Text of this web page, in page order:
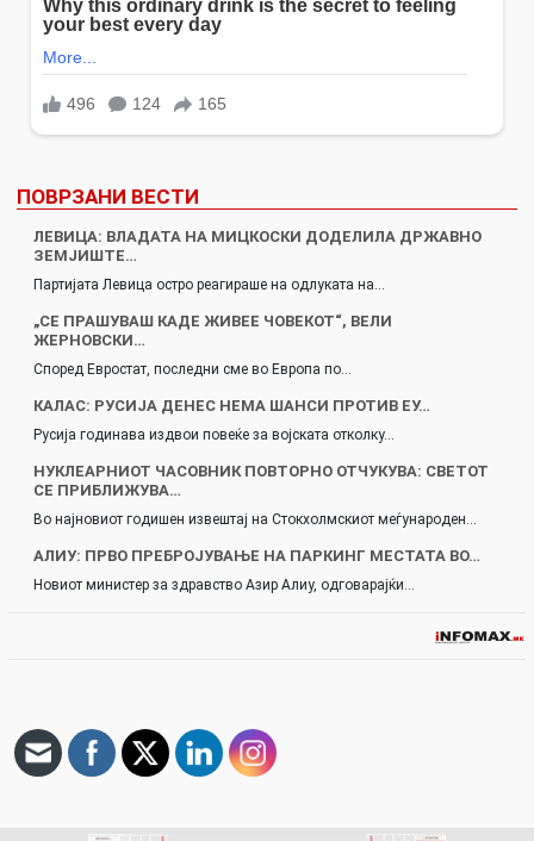
ПОВРЗАНИ ВЕСТИ
ЛЕВИЦА: ВЛАДАТА НА МИЦКОСКИ ДОДЕЛИЛА ДРЖАВНО
ЗЕМЈИШТЕ…
Партијата Левица остро реагираше на одлуката на…
„СЕ ПРАШУВАШ КАДЕ ЖИВЕЕ ЧОВЕКОТ“, ВЕЛИ
ЖЕРНОВСКИ…
Според Евростат, последни сме во Европа по…
КАЛАС: РУСИЈА ДЕНЕС НЕМА ШАНСИ ПРОТИВ ЕУ…
Русија годинава издвои повеќе за војската отколку…
НУКЛЕАРНИОТ ЧАСОВНИК ПОВТОРНО ОТЧУКУВА: СВЕТОТ
СЕ ПРИБЛИЖУВА…
Во најновиот годишен извештај на Стокхолмскиот меѓународен…
АЛИУ: ПРВО ПРЕБРОЈУВАЊЕ НА ПАРКИНГ МЕСТАТА ВО…
Новиот министер за здравство Азир Алиу, одговарајќи…